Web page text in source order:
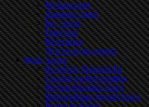
Мультиспорт
Лыжные гонки
Бег / кросс
Триатлон
Велогонки
Другие виды спорта
Фото, видео
Фотоблог Skispeed.Ru
Ссылки на фотографии
Фоторепортажы блога
Фотоальбомы друзей блога